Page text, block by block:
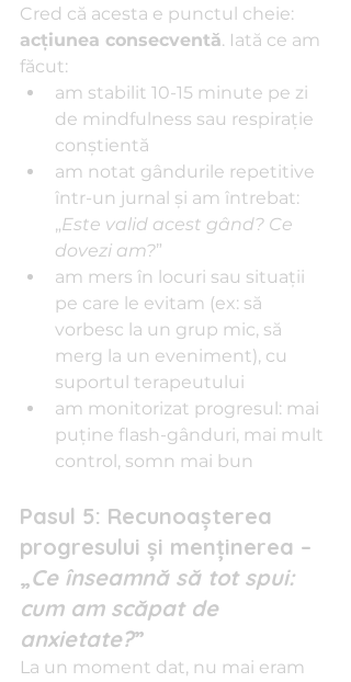
Cred că acesta e punctul cheie:
acţiunea consecventă. Iată ce am
făcut:
am stabilit 10-15 minute pe zi
de mindfulness sau respiraţie
conştientă
am notat gândurile repetitive
într-un jurnal şi am întrebat:
„Este valid acest gând? Ce
dovezi am?”
am mers în locuri sau situaţii
pe care le evitam (ex: să
vorbesc la un grup mic, să
merg la un eveniment), cu
suportul terapeutului
am monitorizat progresul: mai
puţine flash-gânduri, mai mult
control, somn mai bun
Pasul 5: Recunoaşterea
progresului şi menţinerea –
„Ce înseamnă să tot spui:
cum am scăpat de
anxietate?”
La un moment dat, nu mai eram